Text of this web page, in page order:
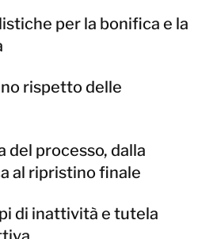
per la bonifica e la
rispetto delle
del processo, dalla
al ripristino finale
di inattività e tutela